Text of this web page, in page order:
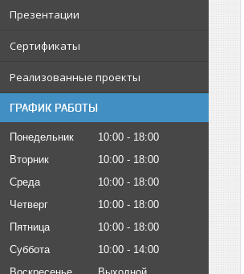
Презентации
Сертификаты
Реализованные проекты
ГРАФИК РАБОТЫ
Понедельник 10:00
18:00
Вторник
10:00
18:00
Среда
10:00
18:00
Четверг
10:00
18:00
Пятница
10:00
18:00
Суббота
10:00
14:00